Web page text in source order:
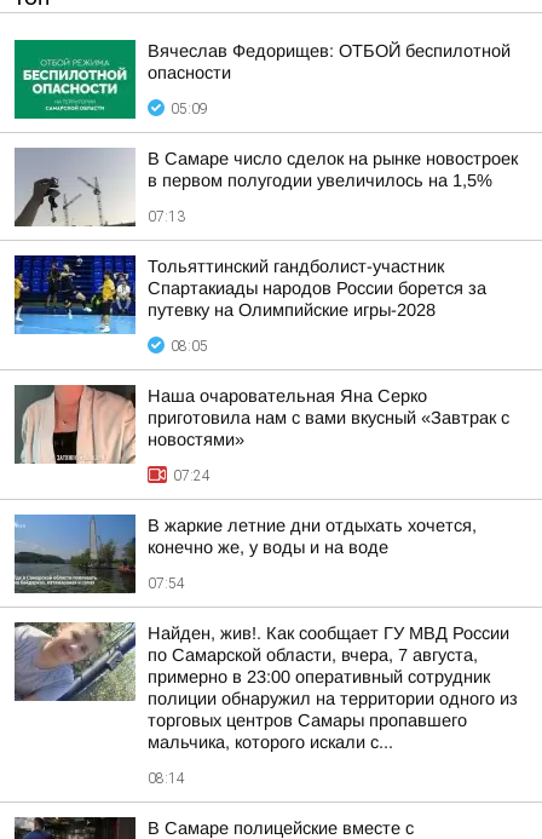
Вячеслав Федорищев: ОТБОЙ беспилотной
опасности
05:09
В Самаре число сделок на рынке новостроек
в первом полугодии увеличилось на 1,5%
07:13
Тольяттинский гандболист-участник
Спартакиады народов России борется за
путевку на Олимпийские игры-2028
08:05
Наша очаровательная Яна Серко
приготовила нам с вами вкусный «Завтрак с
новостями»
07:24
В жаркие летние дни отдыхать хочется,
конечно же, у воды и на воде
07:54
Найден, жив!. Как сообщает ГУ МВД России
по Самарской области, вчера, 7 августа,
примерно в 23:00 оперативный сотрудник
полиции обнаружил на территории одного из
торговых центров Самары пропавшего
мальчика, которого искали с...
08:14
В Самаре полицейские вместе с